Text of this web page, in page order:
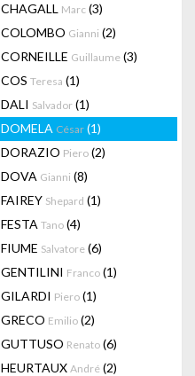
CHAGALL Marc (3)
COLOMBO Gianni (2)
CORNEILLE Guillaume (3)
COS Teresa (1)
DALI Salvador (1)
DOMELA César (1)
DORAZIO Piero (2)
DOVA Gianni (8)
FAIREY Shepard (1)
FESTA Tano (4)
FIUME Salvatore (6)
GENTILINI Franco (1)
GILARDI Piero (1)
GRECO Emilio (2)
GUTTUSO Renato (6)
HEURTAUX André (2)